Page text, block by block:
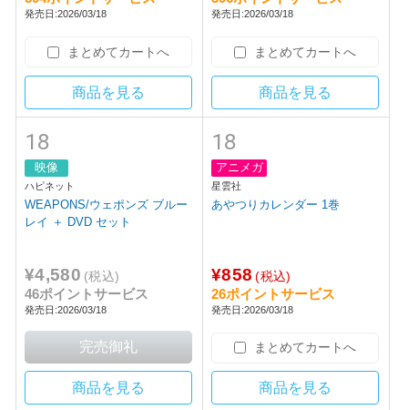
映像 アニメガ
TrySail/ TrySail 10th Anniversar
y Tour 2025 “BestSail” 完全生産
限定盤 BD【sof001】
¥11,880(税込)
594ポイントサービス
発売日:2026/03/18
まとめてカートへ
商品を見る
映像 アニメガ
TrySail/ TrySail 10th Anniversar
y Tour 2025 “BestSail” 通常盤 B
D【sof001】
¥7,920(税込)
396ポイントサービス
発売日:2026/03/18
18
映像
WEAPONS/ウェポンズ ブルー
レイ ＋ DVD セット
18
アニメガ
あやつりカレンダー 1巻